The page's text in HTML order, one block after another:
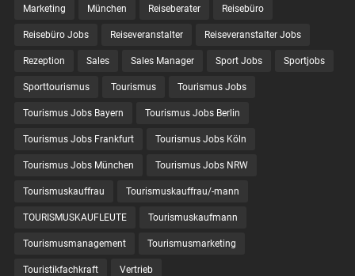
Marketing München Reiseberater Reisebüro
Reisebüro Jobs Reiseveranstalter Reiseveranstalter Jobs
Rezeption Sales Sales Manager Sport Jobs Sportjobs
Sporttourismus Tourismus Tourismus Jobs
Tourismus Jobs Bayern Tourismus Jobs Berlin
Tourismus Jobs Frankfurt Tourismus Jobs Köln
Tourismus Jobs München Tourismus Jobs NRW
Tourismuskauffrau Tourismuskauffrau/-mann
TOURISMUSKAUFLEUTE Tourismuskaufmann
Tourismusmanagement Tourismusmarketing
Touristikfachkraft Vertrieb